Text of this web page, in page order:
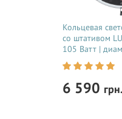
Кольцевая
со штативом
105 Ватт |
для тик тока,
косметолога,
видеосъемки
в Украине
6 590 грн.